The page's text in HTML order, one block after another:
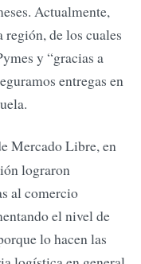
Actualmente,
de los cuales
y “gracias a
entregas en
Mercado Libre, en
lograron
al comercio
el nivel de
lo hacen las